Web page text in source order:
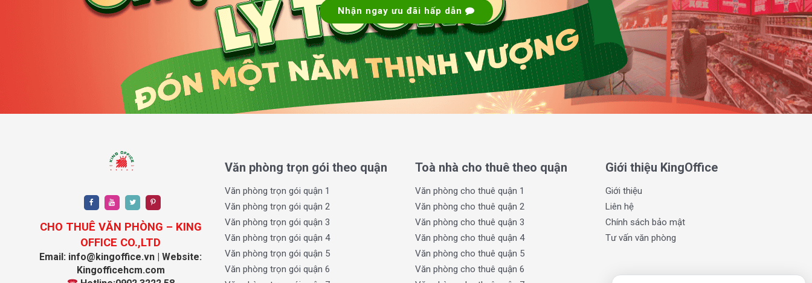
Thiết kế hiện đại:Phong cách Singapore tinh tế, tối ưu ánh sáng tự nhiên, bố trí không gian linh
hoạt cho nhiều mô hình văn phòng khác nhau.
Vườn treo, hồ bơi và khu giải trí được bố trí khoa học, tạo không gian thư giãn
Quy mô lớn cùng lối kiến trúc hiện đại và tối ưu tại The Waterfront Saigon mang lại một không gian
làm việc lý tưởng, không chỉ giúp tăng hiệu suất công việc mà còn nâng cao trải nghiệm cho toàn
Nhận ngay ưu đãi hấp dẫn
CHO THUÊ VĂN PHÒNG – KING
OFFICE CO.,LTD
Email: info@kingoffice.vn | Website:
Kingofficehcm.com
Văn phòng trọn gói theo quận
Văn phòng trọn gói quận 1
Văn phòng trọn gói quận 2
Văn phòng trọn gói quận 3
Văn phòng trọn gói quận 4
Văn phòng trọn gói quận 5
Văn phòng trọn gói quận 6
Toà nhà cho thuê theo quận
Văn phòng cho thuê quận 1
Văn phòng cho thuê quận 2
Văn phòng cho thuê quận 3
Văn phòng cho thuê quận 4
Văn phòng cho thuê quận 5
Văn phòng cho thuê quận 6
Giới thiệu KingOffice
Giới thiệu
Liên hệ
Chính sách bảo mật
Tư vấn văn phòng